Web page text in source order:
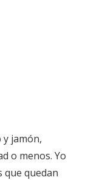
y jamón,
o menos. Yo
que quedan